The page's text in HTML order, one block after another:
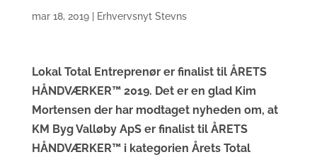
mar 18, 2019| Erhvervsnyt Stevns
Lokal Total Entreprenør er finalist til ÅRETS
HÅNDVÆRKER™ 2019. Det er en glad Kim
Mortensen der har modtaget nyheden om, at
KM Byg Valløby ApS er finalist til ÅRETS
HÅNDVÆRKER™ i kategorien Årets Total